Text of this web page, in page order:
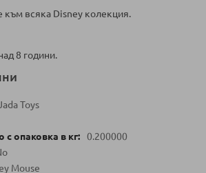
към всяка Disney колекция.
8 години.
Toys
0.200000
Mouse